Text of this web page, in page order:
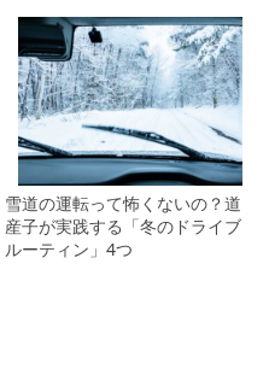
雪道の運転って怖くないの？道
産子が実践する「冬のドライブ
ルーティン」4つ